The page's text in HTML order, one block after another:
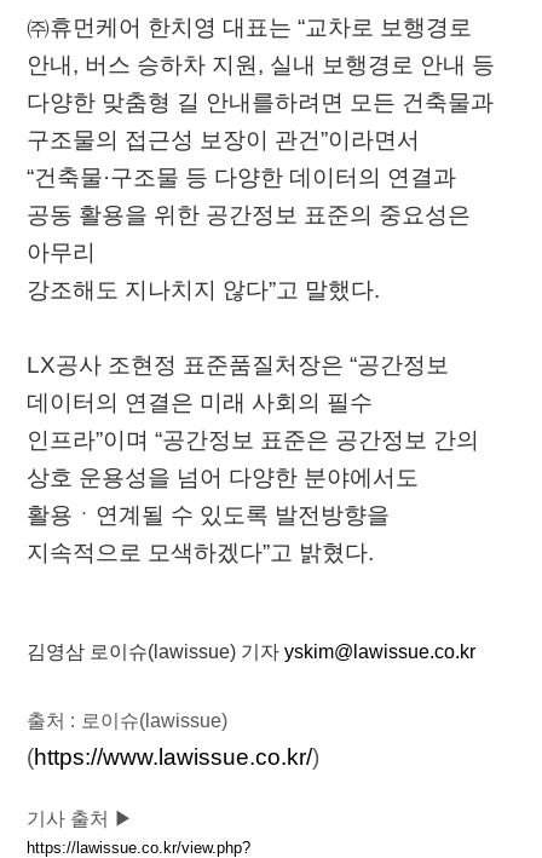
㈜휴먼케어 한치영 대표는 “교차로 보행경로
안내, 버스 승하차 지원, 실내 보행경로 안내 등
다양한 맞춤형 길 안내를하려면 모든 건축물과
구조물의 접근성 보장이 관건”이라면서
“건축물·구조물 등 다양한 데이터의 연결과
공동 활용을 위한 공간정보 표준의 중요성은
아무리
강조해도 지나치지 않다”고 말했다.
LX공사 조현정 표준품질처장은 “공간정보
데이터의 연결은 미래 사회의 필수
인프라”이며 “공간정보 표준은 공간정보 간의
상호 운용성을 넘어 다양한 분야에서도
활용ㆍ연계될 수 있도록 발전방향을
지속적으로 모색하겠다”고 밝혔다.
김영삼 로이슈(lawissue) 기자yskim@lawissue.co.kr
출처 : 로이슈(lawissue)
(https://www.lawissue.co.kr/)
기사 출처 ▶
https://lawissue.co.kr/view.php?